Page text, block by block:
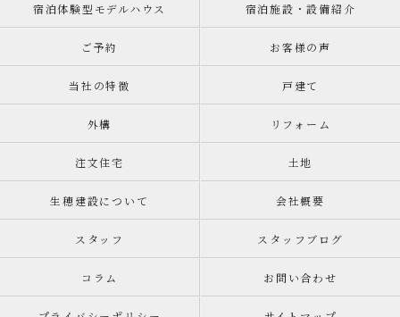
宿泊体験型モデルハウス 宿泊施設・設備紹介
ご予約 お客様の声
当社の特徴 戸建て
外構 リフォーム
注文住宅 土地
生穂建設について 会社概要
スタッフ スタッフブログ
コラム お問い合わせ